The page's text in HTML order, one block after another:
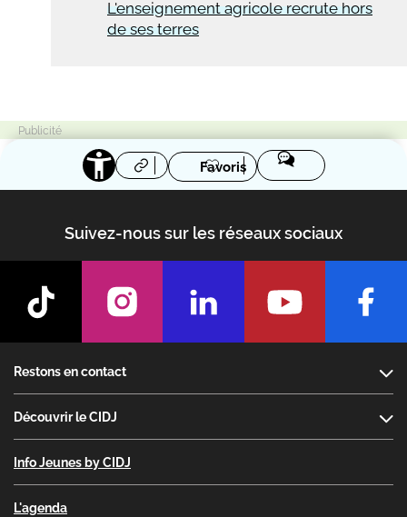
L'enseignement agricole recrute hors
de ses terres
Favoris
Suivez-nous sur les réseaux sociaux
Restons en contact
Découvrir le CIDJ
Info Jeunes by CIDJ
L'agenda